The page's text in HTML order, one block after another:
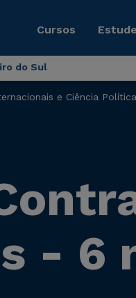
Cursos
do Sul
e Ciência Política
- 6